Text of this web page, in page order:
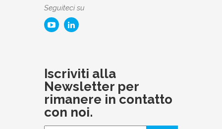
Seguiteci su
Iscriviti alla
Newsletter per
rimanere in contatto
con noi.